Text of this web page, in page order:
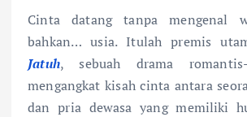
Cinta datang tanpa mengenal
bahkan… usia. Itulah premis
Jatuh, sebuah drama
mengangkat kisah cinta antara
dan pria dewasa yang memiliki